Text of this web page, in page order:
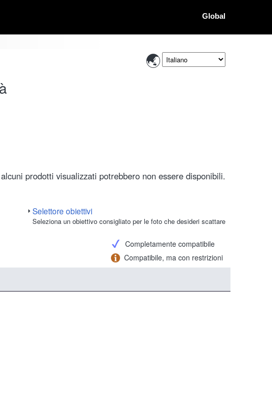
Global
prodotti visualizzati potrebbero non essere disponibili.
Selettore obiettivi
Seleziona un obiettivo consigliato per le foto che desideri scattare
Completamente compatibile
Compatibile, ma con restrizioni